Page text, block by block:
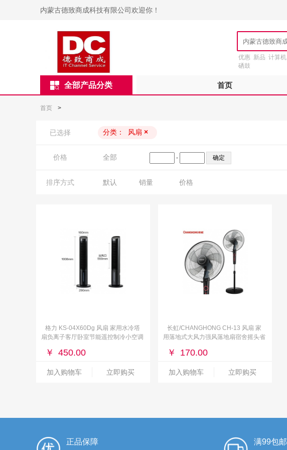
内蒙古德致商成科技有限公司欢迎你！
优惠 新品 计算机
硒鼓
全部产品分类 首页
首页 >
已选择 分类： 风扇 ×
价格 全部 -
排序方式 默认 销量 价格
格力 KS-04X60Dg 风扇 家用水冷塔
扇负离子客厅卧室节能遥控制冷小空调
￥ 450.00
加入购物车 立即购买
长虹/CHANGHONG CH-13 风扇 家
用落地式大风力强风落地扇宿舍摇头省
￥ 170.00
加入购物车 立即购买
正品保障 满99包邮